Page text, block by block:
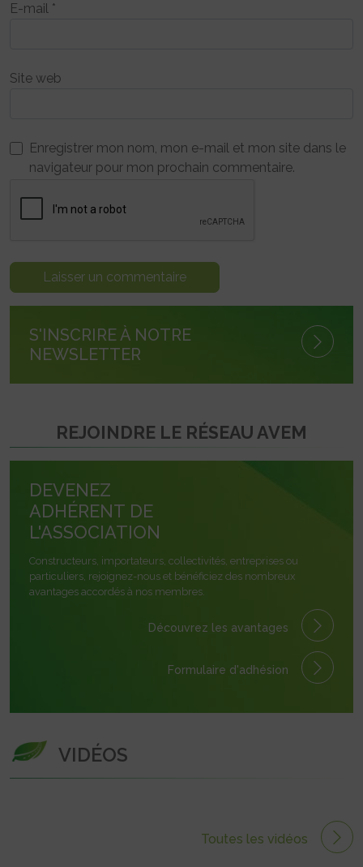
E-mail *
Site web
Enregistrer mon nom, mon e-mail et mon site dans le
navigateur pour mon prochain commentaire.
S'INSCRIRE À NOTRE
NEWSLETTER
REJOINDRE LE RÉSEAU AVEM
DEVENEZ
ADHÉRENT DE
L'ASSOCIATION
Constructeurs, importateurs, collectivités, entreprises ou
particuliers, rejoignez-nous et bénéficiez des nombreux
avantages accordés à nos membres.
Découvrez les avantages
Formulaire d'adhésion
VIDÉOS
Toutes les vidéos